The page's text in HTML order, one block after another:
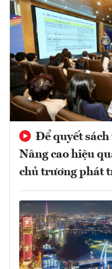
Để quyết
Nâng cao hiệu
chủ trương phát